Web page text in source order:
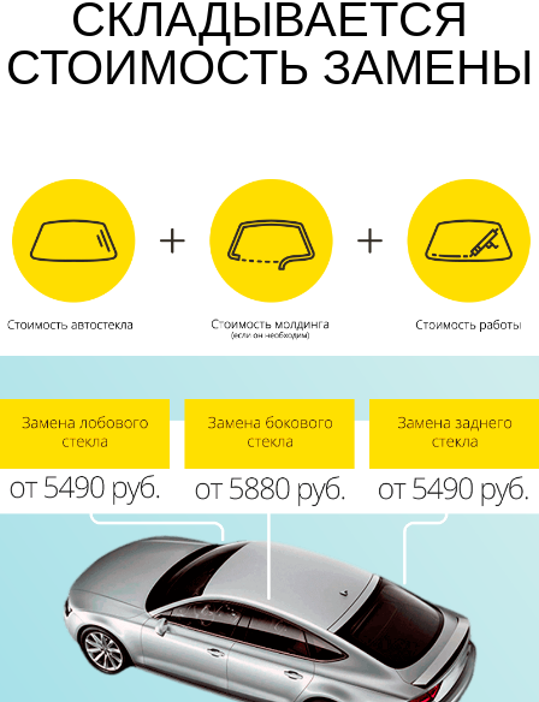
СКЛАДЫВАЕТСЯ
СТОИМОСТЬ ЗАМЕНЫ